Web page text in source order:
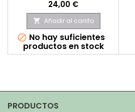
Precio
24,00 €
 Añadir al carrito
 No hay suficientes
productos en stock
PRODUCTOS